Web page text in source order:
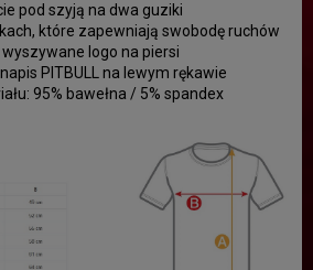
pod szyją na dwa guziki
które zapewniają swobodę ruchów
wyszywane logo na piersi
PITBULL na lewym rękawie
95% bawełna / 5% spandex